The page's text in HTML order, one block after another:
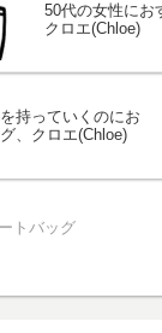
50代の女性にお
クロエ(Chloe)
持っていくのにお
、クロエ(Chloe)
トバッグ